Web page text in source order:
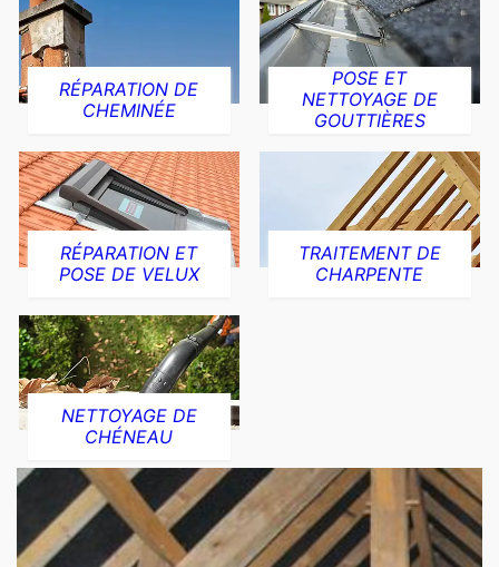
RÉPARATION DE
CHEMINÉE
POSE ET
NETTOYAGE DE
GOUTTIÈRES
RÉPARATION ET
POSE DE VELUX
TRAITEMENT DE
CHARPENTE
NETTOYAGE DE
CHÉNEAU